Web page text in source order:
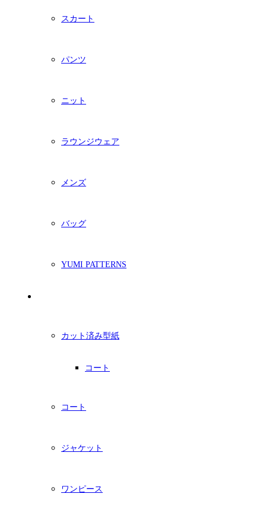
スカート
パンツ
ニット
ラウンジウェア
メンズ
バッグ
YUMI PATTERNS
カット済み型紙
コート
コート
ジャケット
ワンピース